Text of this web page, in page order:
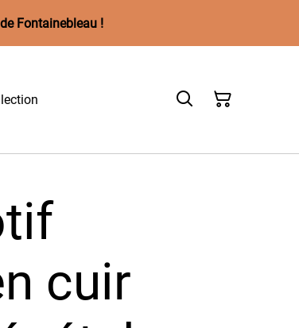
Fontainebleau !
cuir